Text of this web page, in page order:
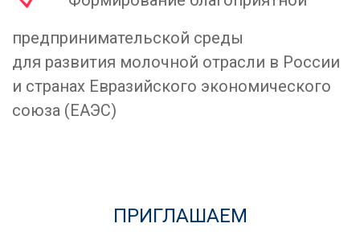
предпринимательской среды
для развития молочной отрасли в России
и странах Евразийского экономического
союза (ЕАЭС)
ПРИГЛАШАЕМ